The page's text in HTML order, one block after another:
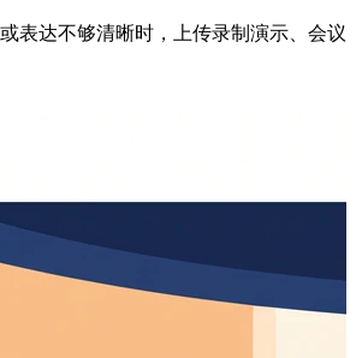
表达不够清晰时，上传录制演示、会